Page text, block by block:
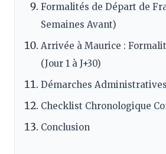
Formalités de Départ de
Semaines Avant)
Arrivée à Maurice :
(Jour 1 à J+30)
Démarches
Checklist Chronologique
Conclusion